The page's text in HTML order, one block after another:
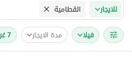
للايجار القطامية
فیلا مدة الايجار 7 غرف